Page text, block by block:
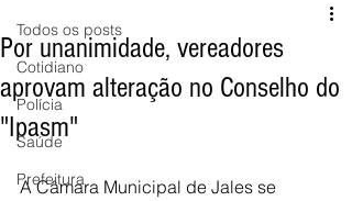
Todos os posts
Cotidiano
Polícia
Saúde
Prefeitura
Por unanimidade, vereadores
aprovam alteração no Conselho do
"Ipasm"
A Câmara Municipal de Jales se